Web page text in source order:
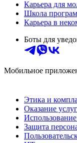
Карьера для
Школа
Карьера в
Боты для
Мобильное
Этика и
Оказание услуг
Защита